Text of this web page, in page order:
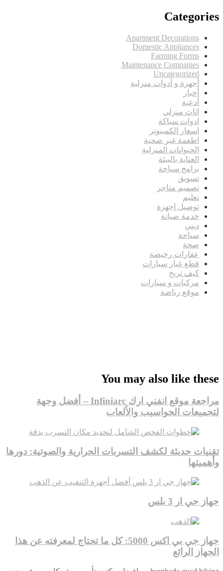
Categories
Apartment Decorations
Domestic Appliances
Farming Forms
Maintenance Companies
Uncategorized
أجهرة و أدوات منزلية
أخبار
أدعية
اثاث منزلي
ادوات سباكة
اسعار الكمبيوتر
اطعمة غير صحية
الحيوانات المنزلية
العناية بالبيئة
برامج سياحة
تسويق
تصميم متاجر
تعليم
توصيل اجهزة
خدمة صيانة
ديني
سياحة
صحة
عقارات رخيصة
قطع غيار سيارات
كيف تربح
مركبات و سيارات
موقع رياضة
You may also like these
مراجعة موقع انفني ارك Infiniarc – أفضل وجهة
لتجميعات الحواسيب والألعاب
تقنيات حديثة لكشف التسربات الحرارية والصوتية: دورها
وأهميتها
جهاز جي ار 3 بلس
جهاز جي بي اكس 5000: كل ما تحتاج لمعرفته عن هذا
الجهاز الرائع